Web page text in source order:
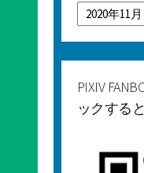
ア
ー
カ
イ
PIXIV
ックする